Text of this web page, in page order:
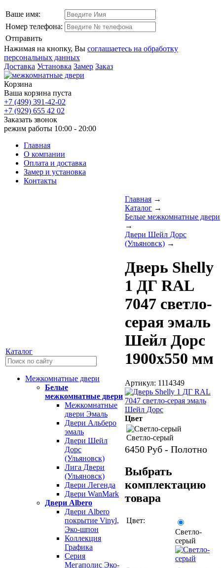
Ваше имя:
Номер телефона:
Отправить
Нажимая на кнопку, Вы соглашаетесь на обработку
персональных данных
Доставка Установка Замер Заказ
Корзина
Ваша корзина пуста
+7 (499) 391-42-02
+7 (929) 655 42 02
Заказать звонок
режим работы 10:00 - 20:00
Главная
О компании
Оплата и доставка
Замер и установка
Контакты
Каталог
Межкомнатные двери
Белые
межкомнатные двери
Межкомнатные
двери Эмаль
Двери Альберо
эмаль
Двери Шейл
Дорс
(Ульяновск)
Лига Двери
(Ульяновск)
Двери Легенда
Двери WanMark
Двери Albero
Двери Albero
покрытие Vinyl,
Эко-шпон
Коллекция
Графика
Серия
Мегаполис Эко-
Главная →
Каталог →
Белые межкомнатные двери
→
Двери Шейл Дорс
(Ульяновск) →
Дверь Shelly
1 ДГ RAL
7047 светло-
серая эмаль
Шейл Дорс
1900х550 мм
Артикул: 1114349
Цвет
Светло-серый
6450 Руб - Полотно
Выбрать
комплектацию
товара
Цвет:
Светло-
серый